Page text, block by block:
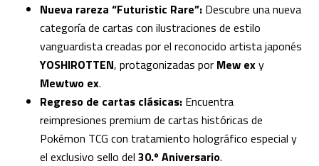
Nueva rareza “Futuristic Rare”: Descubre una nueva
categoría de cartas con ilustraciones de estilo
vanguardista creadas por el reconocido artista japonés
YOSHIROTTEN, protagonizadas por Mew exy
Mewtwo ex.
Regreso de cartas clásicas: Encuentra
reimpresiones premium de cartas históricas de
Pokémon TCG con tratamiento holográfico especial y
el exclusivo sello del 30.º Aniversario.